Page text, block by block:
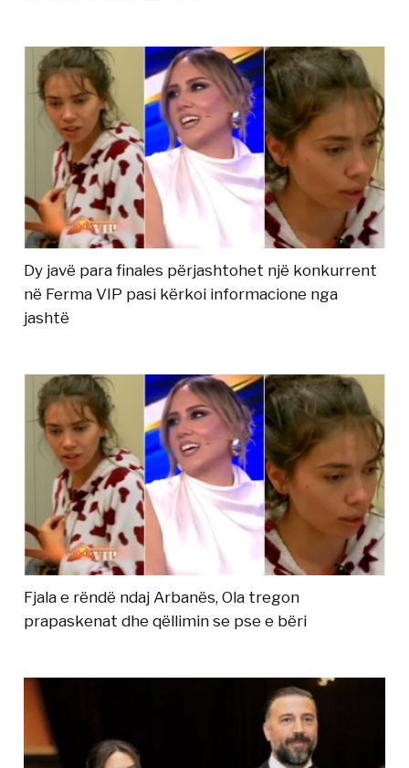
Dy javë para finales përjashtohet një konkurrent
në Ferma VIP pasi kërkoi informacione nga
jashtë
Fjala e rëndë ndaj Arbanës, Ola tregon
prapaskenat dhe qëllimin se pse e bëri